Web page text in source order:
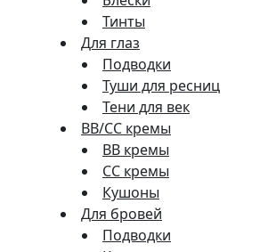
Тинты
Для глаз
Подводки
Туши для ресниц
Тени для век
BB/CC кремы
BB кремы
СС кремы
Кушоны
Для бровей
Подводки